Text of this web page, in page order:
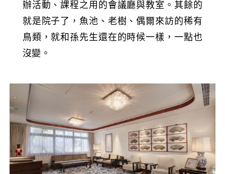
辦活動、課程之用的會議廳與教室。其餘的
就是院子了，魚池、老樹、偶爾來訪的稀有
鳥類，就和孫先生還在的時候一樣，一點也
沒變。